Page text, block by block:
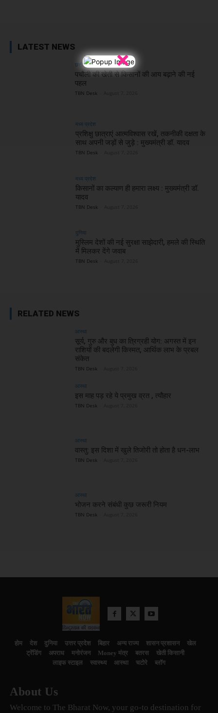
×
LATEST NEWS
छत्तीसगढ़
पचौली की खेती से किसानों की आय बढ़ाने की नई
पहल
TBN Desk
मध्य प्रदेश
प्रशिक्षु छात्राएं आत्मविश्वास रखें, तकनीकी दक्षता के
साथ अपनी जड़ों से जुड़े : मुख्यमंत्री डॉ. यादव
TBN Desk
मध्य प्रदेश
किसानों का कल्याण ही हमारा लक्ष्य : मुख्यमंत्री डॉ.
यादव
TBN Desk
दुनिया
मुस्लिम देशों की नई सुरक्षा साझेदारी, हमले की स्थिति
में मिलकर देंगे जवाब
TBN Desk
RELATED NEWS
आस्था
सूर्य, गुरु और बुध का त्रिग्रही योग: अगस्त में इन
राशियों की बदलेगी किस्मत, आर्थिक लाभ के प्रबल
संकेत
TBN Desk
आस्था
इस माह पड़ रहे ये प्रमुख व्रत , त्यौहार
TBN Desk
आस्था
वास्तु: इस दिशा में खुले तिजोरी तो होता है धन-लाभ
TBN Desk
आस्था
भोजन करने संबंधी कुछ जरूरी नियम
TBN Desk
होम देश दुनिया उत्तर प्रदेश बिहार अन्य राज्य शासन प्रशासन
खेल
ट्रेंडिंग
अपराध मनोरंजन Money मंत्र बतरस
खेती किसानी
लाइफ स्टाइल
स्वास्थ्य आस्था चटोरे ब्लॉग
About Us
Welcome to The Bharat Now, your go-to destination for